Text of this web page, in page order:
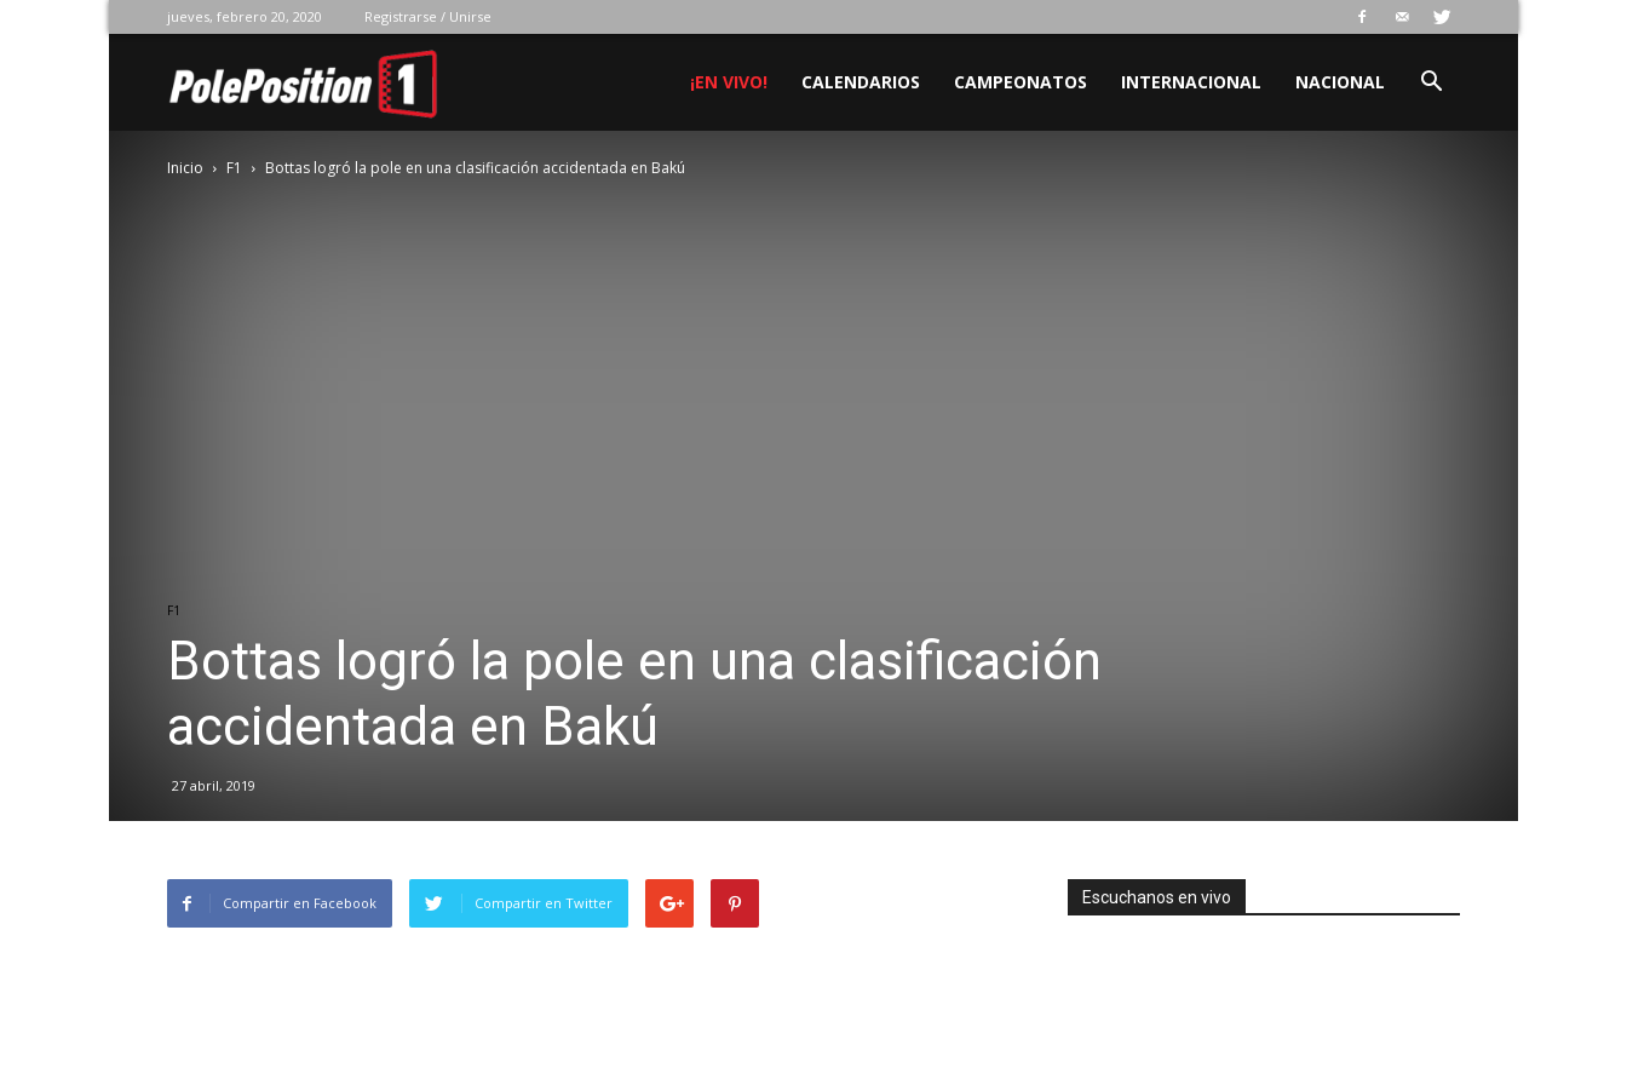
jueves, febrero 20, 2020 Registrarse / Unirse
Position
¡EN VIVO! CALENDARIOS CAMPEONATOS INTERNACIONAL NACIONAL
Inicio F1 Bottas logró la pole en una clasificación accidentada en Bakú
F1
Bottas logró la pole en una clasificación
accidentada en Bakú
27 abril, 2019
Compartir en Facebook Compartir en Twitter Escuchanos en vivo